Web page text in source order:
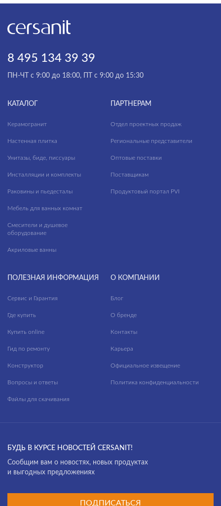
8 495 134 39 39
ПН-ЧТ с 9:00 до 18:00, ПТ с 9:00 до 15:30
КАТАЛОГ
Керамогранит
Настенная плитка
Унитазы, биде, писсуары
Инсталляции и комплекты
Раковины и пьедесталы
Мебель для ванных комнат
Смесители и душевое
оборудование
Акриловые ванны
ПАРТНЕРАМ
Отдел проектных продаж
Региональные представители
Оптовые поставки
Поставщикам
Продуктовый портал PVI
ПОЛЕЗНАЯ ИНФОРМАЦИЯ
Сервис и Гарантия
Где купить
Купить online
Гид по ремонту
Конструктор
Вопросы и ответы
Файлы для скачивания
О КОМПАНИИ
Блог
О бренде
Контакты
Карьера
Официальное извещение
Политика конфиденциальности
БУДЬ В КУРСЕ НОВОСТЕЙ CERSANIT!
Cообщим вам о новостях, новых продуктах
и выгодных предложениях
ПОДПИСАТЬСЯ